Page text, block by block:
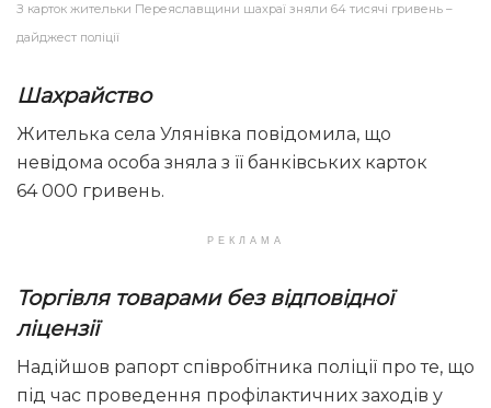
З карток жительки Переяславщини шахраї зняли 64 тисячі гривень –
дайджест поліції
Шахрайство
Жителька села Улянівка повідомила, що
невідома особа зняла з її банківських карток
64 000 гривень.
РЕКЛАМА
Торгівля товарами без відповідної
ліцензії
Надійшов рапорт співробітника поліції про те, що
під час проведення профілактичних заходів у